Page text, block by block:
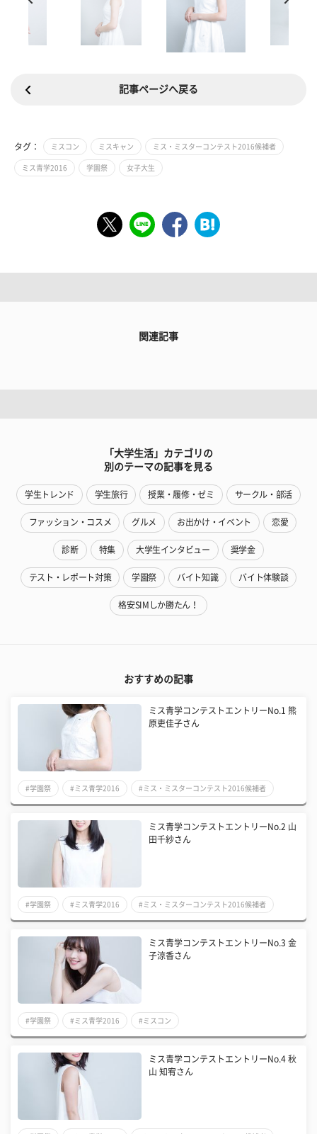
記事ページへ戻る
タグ： ミスコン ミスキャン ミス・ミスターコンテスト2016候補者
ミス青学2016 学園祭 女子大生
関連記事
「大学生活」カテゴリの
別のテーマの記事を見る
学生トレンド 学生旅行 授業・履修・ゼミ サークル・部活
ファッション・コスメ グルメ お出かけ・イベント 恋愛
診断 特集 大学生インタビュー 奨学金
テスト・レポート対策 学園祭 バイト知識 バイト体験談
格安SIMしか勝たん！
おすすめの記事
ミス青学コンテストエントリーNo.1 熊
原吏佳子さん
#学園祭 #ミス青学2016 #ミス・ミスターコンテスト2016候補者
ミス青学コンテストエントリーNo.2 山
田千紗さん
#学園祭 #ミス青学2016 #ミス・ミスターコンテスト2016候補者
ミス青学コンテストエントリーNo.3 金
子涼香さん
#学園祭 #ミス青学2016 #ミスコン
ミス青学コンテストエントリーNo.4 秋
山 知宥さん